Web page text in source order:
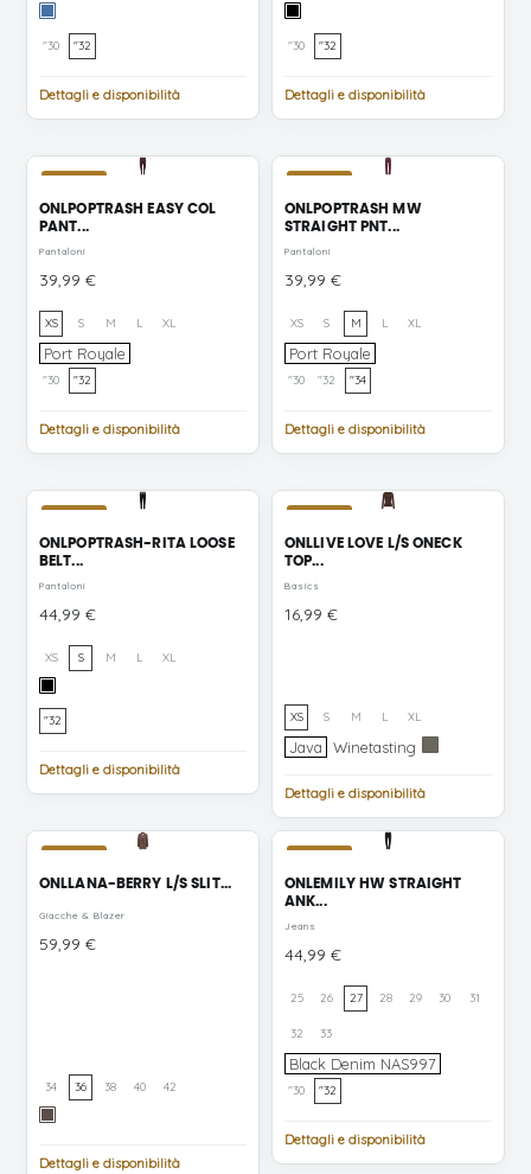
Special
Blue
Grey
"30 "32
Dettagli e disponibilità
nero
"30 "32
Dettagli e disponibilità
ONLPOPTRASH EASY COL
PANT...
Pantaloni
Prezzo
39,99 €
XS S M L XL
Port Royale
"30 "32
Dettagli e disponibilità
ONLPOPTRASH MW
STRAIGHT PNT...
Pantaloni
Prezzo
39,99 €
XS S M L XL
Port Royale
"30 "32 "34
Dettagli e disponibilità
ONLPOPTRASH-RITA LOOSE
BELT...
Pantaloni
Prezzo
44,99 €
XS S M L XL
Black
LUREX
BELT
"32
Dettagli e disponibilità
ONLLIVE LOVE L/S ONECK
TOP...
Basics
Prezzo
16,99 €
XS S M L XL
Java Java
Winetasting
Dettagli e disponibilità
ONLLANA-BERRY L/S SLIT...
Giacche & Blazer
Prezzo
59,99 €
34 36 38 40 42
Chocolate
Dettagli e disponibilità
ONLEMILY HW STRAIGHT
ANK...
Jeans
Prezzo
44,99 €
25 26 27 28 29 30 31
32 33
Black Denim NAS997
"30 "32
Dettagli e disponibilità